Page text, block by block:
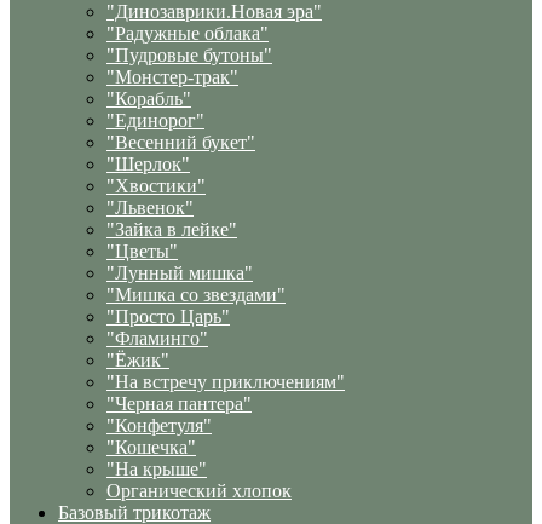
"Динозаврики.Новая эра"
"Радужные облака"
"Пудровые бутоны"
"Монстер-трак"
"Корабль"
"Единорог"
"Весенний букет"
"Шерлок"
"Хвостики"
"Львенок"
"Зайка в лейке"
"Цветы"
"Лунный мишка"
"Мишка со звездами"
"Просто Царь"
"Фламинго"
"Ёжик"
"На встречу приключениям"
"Черная пантера"
"Конфетуля"
"Кошечка"
"На крыше"
Органический хлопок
Базовый трикотаж